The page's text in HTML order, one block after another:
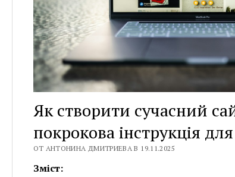
Як створити сучасний
покрокова інструкція
ОТ АНТОНИНА ДМИТРИЕВА В 19.11.2025
Зміст: